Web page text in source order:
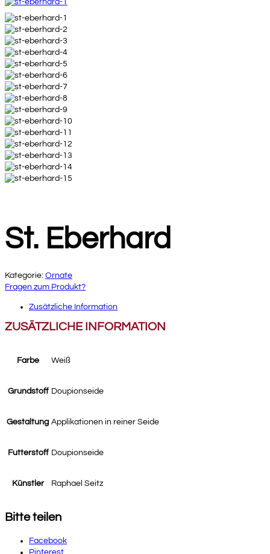
St. Eberhard
Kategorie: Ornate
Fragen zum Produkt?
Zusätzliche Information
ZUSÄTZLICHE INFORMATION
Farbe Weiß
Grundstoff Doupionseide
Gestaltung Applikationen in reiner Seide
Futterstoff Doupionseide
Künstler Raphael Seitz
Bitte teilen
Facebook
Pinterest